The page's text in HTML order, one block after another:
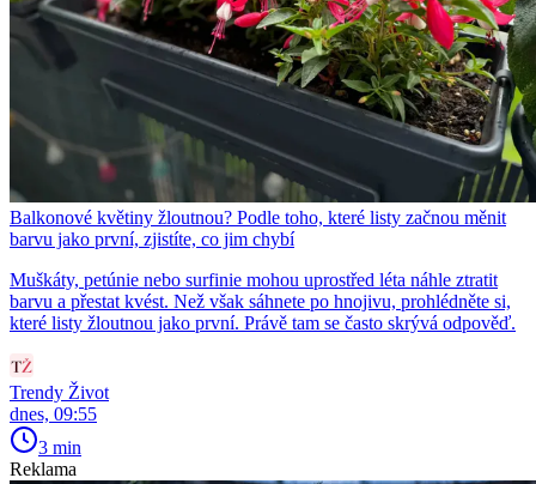
Balkonové květiny žloutnou? Podle toho, které listy začnou měnit
barvu jako první, zjistíte, co jim chybí
Muškáty, petúnie nebo surfinie mohou uprostřed léta náhle ztratit
barvu a přestat kvést. Než však sáhnete po hnojivu, prohlédněte si,
které listy žloutnou jako první. Právě tam se často skrývá odpověď.
Trendy Život
dnes, 09:55
3 min
Reklama